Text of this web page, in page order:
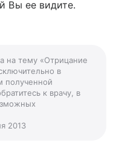
Вы ее видите.
на тему «Отрицание
в
полученной
к врачу, в
2013